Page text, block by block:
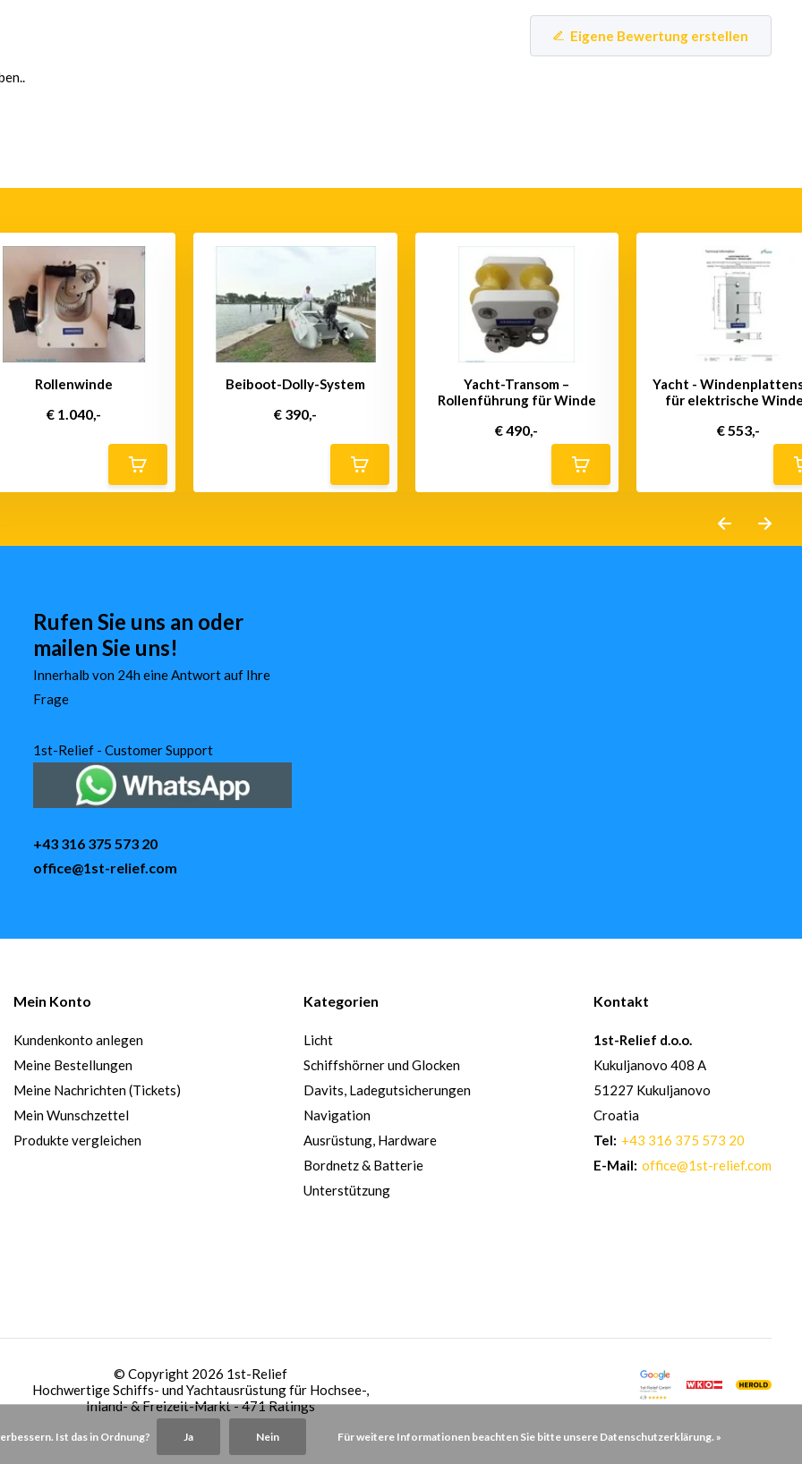
Eigene Bewertung erstellen
Rollenwinde
€ 1.040,-
Beiboot-Dolly-System
€ 390,-
Yacht-Transom –
Rollenführung für Winde
€ 490,-
Yacht -
für elektrische
€ 553,-
Rufen Sie uns an oder
mailen Sie uns!
Innerhalb von 24h eine Antwort auf Ihre
Frage
1st-Relief - Customer Support
+43 316 375 573 20
office@1st-relief.com
Mein Konto
Kundenkonto anlegen
Meine Bestellungen
Meine Nachrichten (Tickets)
Mein Wunschzettel
Produkte vergleichen
Kategorien
Licht
Schiffshörner und Glocken
Davits, Ladegutsicherungen
Navigation
Ausrüstung, Hardware
Bordnetz & Batterie
Unterstützung
Kontakt
1st-Relief d.o.o.
Kukuljanovo 408 A
51227 Kukuljanovo
Croatia
Tel: +43 316 375 573 20
E-Mail: office@1st-relief.com
© Copyright 2026 1st-Relief
Hochwertige Schiffs- und Yachtausrüstung für Hochsee-,
Inland- & Freizeit-Markt- 471 Ratings
Ist das in Ordnung? Ja Nein Für weitere Informationen beachten Sie bitte unsere Datenschutzerklärung. »